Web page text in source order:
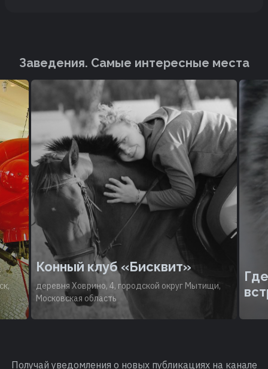
Заведения. Cамые интересные места
Конный клуб «Бисквит»
деревня Ховрино, 4, городской округ Мытищи,
Московская область
Получай уведомления о новых публикациях на канале